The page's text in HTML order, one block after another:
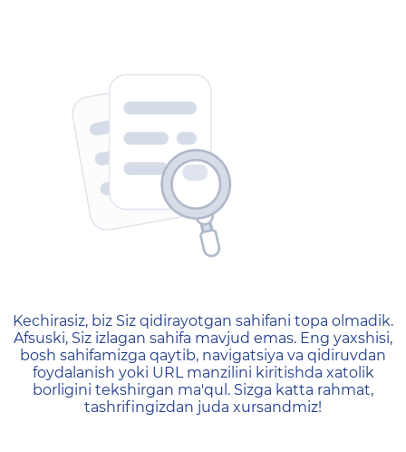
404 — Страница не
Kechirasiz, biz Siz qidirayotgan sahifani topa olmadik.
Afsuski, Siz izlagan sahifa mavjud emas. Eng yaxshisi,
bosh sahifamizga qaytib, navigatsiya va qidiruvdan
foydalanish yoki URL manzilini kiritishda xatolik
borligini tekshirgan ma'qul. Sizga katta rahmat,
tashrifingizdan juda xursandmiz!